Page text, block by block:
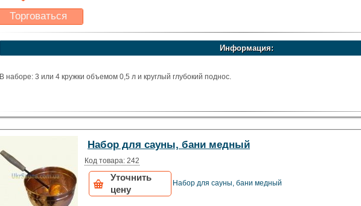
Торговаться
Какая цена Вас
устроит?
Информация:
В наборе: 3 или 4 кружки объемом 0,5 л и круглый глубокий поднос.
Набор для сауны, бани медный
Код товара: 242
Уточнить
цену
Набор для сауны, бани медный